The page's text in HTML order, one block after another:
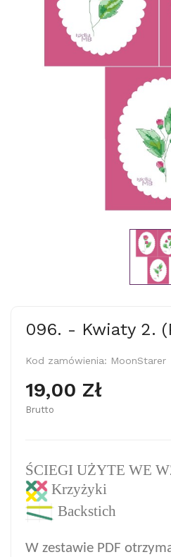
096. - Kwiaty 2.
Kod zamówienia: MoonStarer
19,00 Zł
Brutto
ŚCIEGI UŻYTE WE
Krzyżyki
Backstich
W zestawie PDF